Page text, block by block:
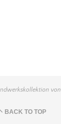
von
BACK TO TOP